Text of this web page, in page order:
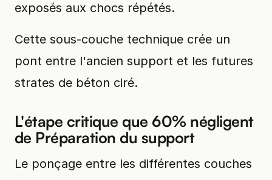
exposés aux chocs répétés.
Cette sous-couche technique crée un
pont entre l'ancien support et les futures
strates de béton ciré.
L'étape critique que 60% négligent
de Préparation du support
Le ponçage entre les différentes couches